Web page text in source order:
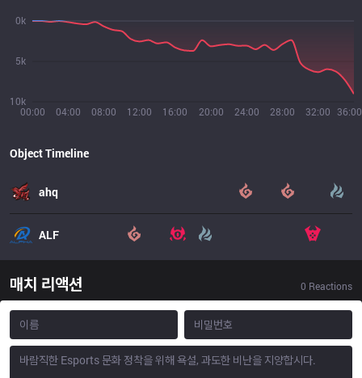
00:00 04:00 08:00 12:00 16:00 20:00 24:00 28:00 32:00 36:00
10k
5k
0k
Object Timeline
ahq
ALF
매치 리액션 0 Reactions